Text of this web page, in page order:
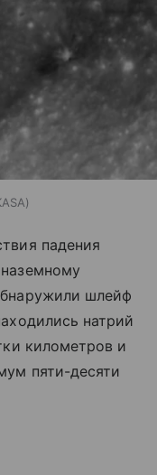
падения
шлейф
натрий
километров и
пяти-десяти